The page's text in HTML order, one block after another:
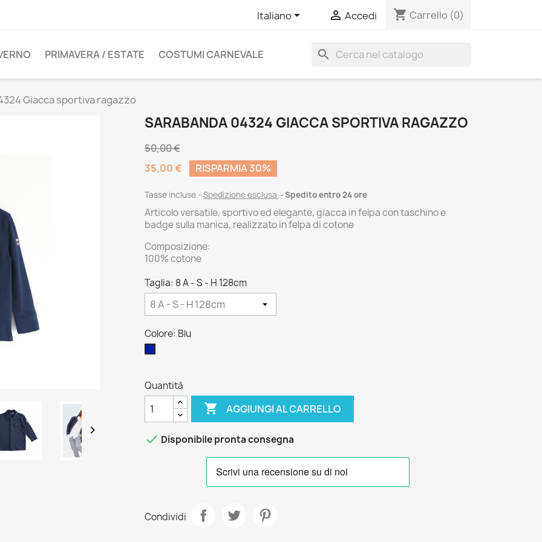
Italiano  Accedi shopping_cart Carrello (0)
PRIMAVERA / ESTATE COSTUMI CARNEVALE search
Giacca sportiva ragazzo

SARABANDA 04324 GIACCA SPORTIVA RAGAZZO
50,00 €
35,00 €
RISPARMIA 30%
Tasse incluse Spedizione esclusa Spedito entro 24 ore
Articolo versatile, sportivo ed elegante, giacca in felpa con taschino e
badge sulla manica, realizzato in felpa di cotone
Composizione:
100% cotone
Taglia: 8 A - S - H 128cm
Colore: Blu
Quantità
 AGGIUNGI AL CARRELLO
 Disponibile pronta consegna
Condividi